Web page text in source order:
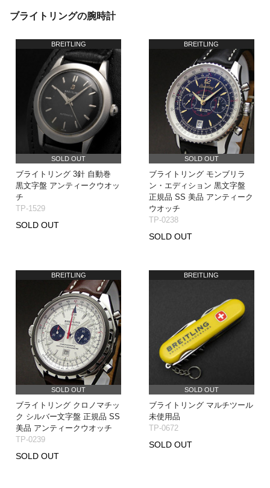
ブライトリングの腕時計
BREITLING
SOLD OUT
ブライトリング 3針 自動巻
黒文字盤 アンティークウオッ
チ
TP-1529
SOLD OUT
BREITLING
SOLD OUT
ブライトリング モンブリラ
ン・エディション 黒文字盤
正規品 SS 美品 アンティーク
ウオッチ
TP-0238
SOLD OUT
BREITLING
SOLD OUT
ブライトリング クロノマチッ
ク シルバー文字盤 正規品 SS
美品 アンティークウオッチ
TP-0239
SOLD OUT
BREITLING
SOLD OUT
ブライトリング マルチツール
未使用品
TP-0672
SOLD OUT